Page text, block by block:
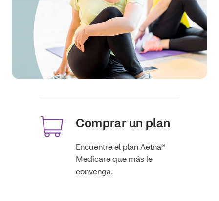
Comprar un plan
Encuentre el plan Aetna®
Medicare que más le
convenga.